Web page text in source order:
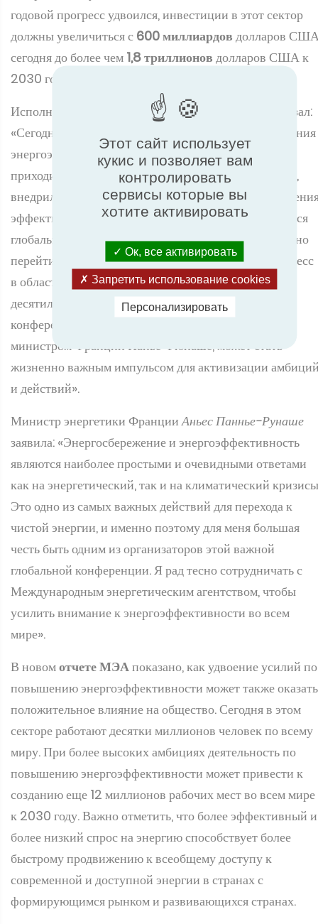
годовой прогресс удвоился, инвестиции в этот сектор
должны увеличиться с 600 миллиардов долларов
сегодня до более чем 1,8 триллионов долларов США к
2030 году.
Исполнительный директор МЭАФатих Бироль
сказал:
«Сегодня мы наблюдаем сильную динамику повышения
энергоэффективности. Страны, на долю которых
приходится более 70% мирового энергопотребления,
внедрили новую или улучшенную политику
эффективности с тех пор, как более года назад начался
глобальный энергетический кризис. Теперь нам нужно
перейти на более высокую скорость и удвоить прогресс
в области энергоэффективности к концу этого
десятилетия. Я считаю, что эта крупная глобальная
конференция, которую я рад провести совместно с
министром Франции Панье-Рюнаше, может стать
жизненно важным импульсом для активизации
и действий».
Министр энергетики ФранцииАньес Паннье-Рунаше
заявила: «Энергосбережение и энергоэффективность
являются наиболее простыми и очевидными ответами
как на энергетический, так и на климатический
Это одно из самых важных действий для перехода к
чистой энергии, и именно поэтому для меня большая
честь быть одним из организаторов этой важной
глобальной конференции. Я рад тесно сотрудничать с
Международным энергетическим агентством, чтобы
усилить внимание к энергоэффективности во всем
мире».
В новомотчете МЭАпоказано, как удвоение усилий по
повышению энергоэффективности может также оказать
положительное влияние на общество. Сегодня в этом
секторе работают десятки миллионов человек по всему
миру. При более высоких амбициях деятельность по
повышению энергоэффективности может привести к
созданию еще 12 миллионов рабочих мест во всем мире
к 2030 году. Важно отметить, что более эффективный и
более низкий спрос на энергию способствует более
быстрому продвижению к всеобщему доступу к
современной и доступной энергии в странах с
формирующимся рынком и развивающихся странах.
Этот сайт использует
кукис и позволяет вам
контролировать
сервисы которые вы
хотите активировать
Ок, все активировать
Запретить использование cookies
Персонализировать